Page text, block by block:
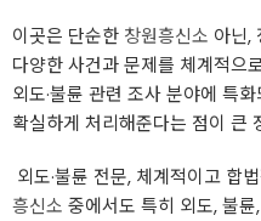
이곳은 단순한 창원흥신소 아닌,
다양한 사건과 문제를 체계적으
외도·불륜 관련 조사 분야에 특
확실하게 처리해준다는 점이 큰
외도·불륜 전문, 체계적이고 합
흥신소 중에서도 특히 외도, 불